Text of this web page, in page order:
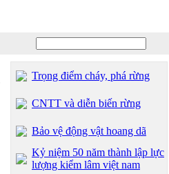
Trọng điểm cháy, phá rừng
CNTT và diễn biến rừng
Bảo vệ động vật hoang dã
Kỷ niệm 50 năm thành lập lực
lượng kiểm lâm việt nam